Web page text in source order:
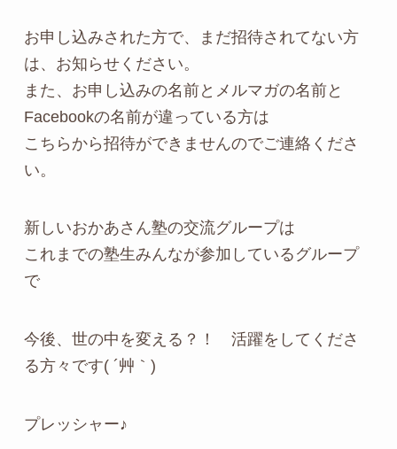
お申し込みされた方で、まだ招待されてない方
は、お知らせください。
また、お申し込みの名前とメルマガの名前と
Facebookの名前が違っている方は
こちらから招待ができませんのでご連絡くださ
い。
新しいおかあさん塾の交流グループは
これまでの塾生みんなが参加しているグループ
で
今後、世の中を変える？！ 活躍をしてくださ
る方々です( ´艸｀)
プレッシャー♪